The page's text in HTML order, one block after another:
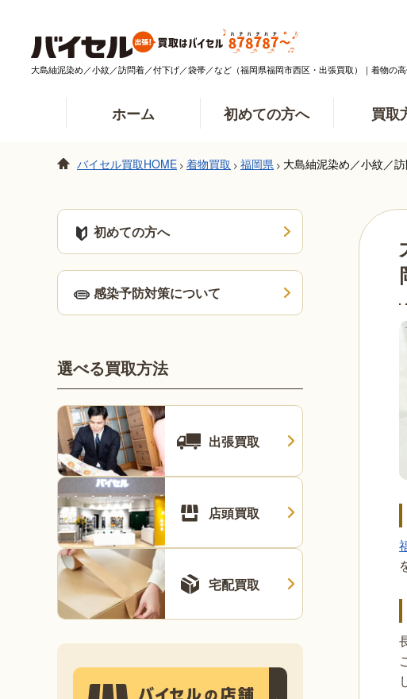
大島紬泥染め／小紋／訪問着／付下げ／袋帯／など（福岡県福岡市西区・出張買取）｜着物の高
ホーム 初めての方へ 買取
バイセル買取HOME > 着物買取 > 福岡県 > 大島紬泥染め／小紋／
初めての方へ
感染予防対策について
選べる買取方法
出張買取
店頭買取
宅配買取